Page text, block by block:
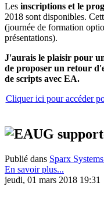
Les inscriptions et le
2018 sont disponibles.
(journée de formation
présentations).
J'aurais le plaisir pour
de proposer un retour
de scripts avec EA.
Cliquer ici pour accéder
Publié dans Sparx
En savoir plus...
jeudi, 01 mars 2018 19:31